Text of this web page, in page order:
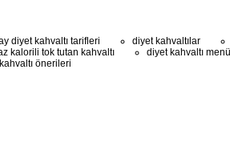
diyet kahvaltı tarifleri diyet kahvaltılar
kalorili tok tutan kahvaltı diyet kahvaltı
önerileri